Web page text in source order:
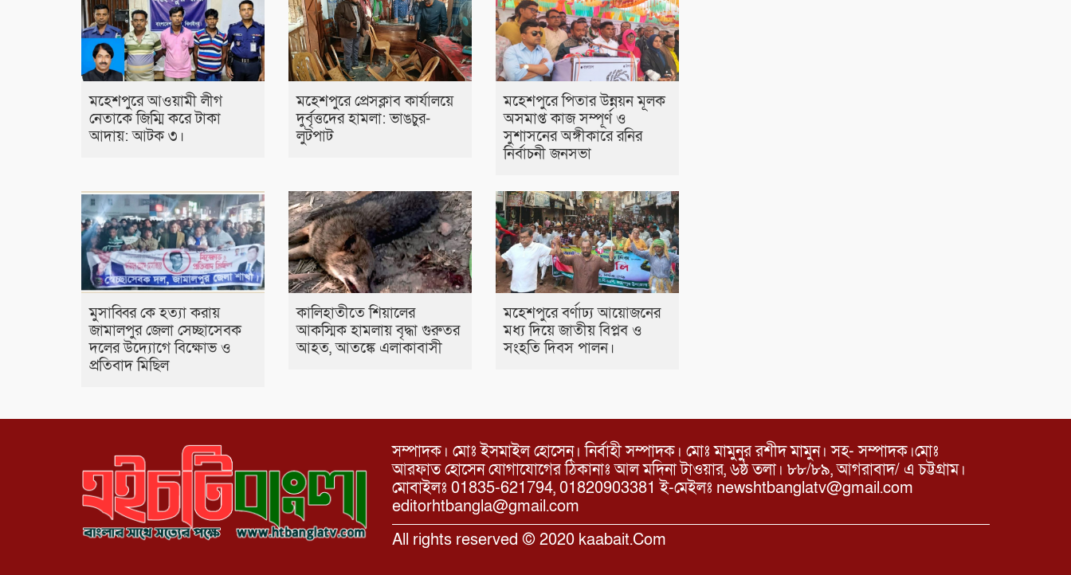
মহেশপুরে আওয়ামী লীগ
নেতাকে জিম্মি করে টাকা
আদায়: আটক ৩।
মহেশপুরে প্রেসক্লাব কার্যালয়ে
দুর্বৃত্তদের হামলা: ভাঙচুর-
লুটপাট
মহেশপুরে পিতার উন্নয়ন মূলক
অসমাপ্ত কাজ সম্পূর্ণ ও
সুশাসনের অঙ্গীকারে রনির
নির্বাচনী জনসভা
মুসাব্বির কে হত্যা করায়
জামালপুর জেলা সেচ্ছাসেবক
দলের উদ্যোগে বিক্ষোভ ও
প্রতিবাদ মিছিল
কালিহাতীতে শিয়ালের
আকস্মিক হামলায় বৃদ্ধা গুরুতর
আহত, আতঙ্কে এলাকাবাসী
মহেশপুরে বর্ণাঢ্য আয়োজনের
মধ্য দিয়ে জাতীয় বিপ্লব ও
সংহতি দিবস পালন।
সম্পাদক। মোঃ ইসমাইল হোসেন। নির্বাহী সম্পাদক। মোঃ মামুনুর রশীদ মামুন। সহ- সম্পাদক।মোঃ
আরফাত হোসেন যোগাযোগের ঠিকানাঃ আল মদিনা টাওয়ার, ৬ষ্ঠ তলা। ৮৮/৮৯, আগরাবাদ/ এ চট্টগ্রাম।
মোবাইলঃ 01835-621794, 01820903381 ই-মেইলঃ newshtbanglatv@gmail.com
editorhtbangla@gmail.com
All rights reserved © 2020 kaabait.Com